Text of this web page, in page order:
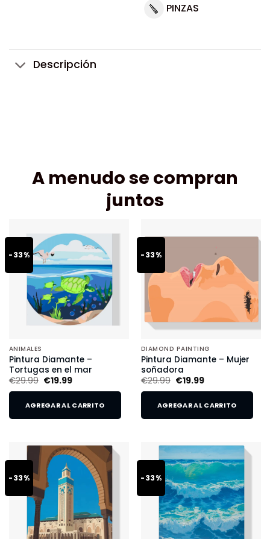
PINZAS
Descripción
A menudo se compran
juntos
-33%
ANIMALES
Pintura Diamante –
Tortugas en el mar
€29.99 €19.99
AGREGAR AL CARRITO
-33%
DIAMOND PAINTING
Pintura Diamante – Mujer
soñadora
€29.99 €19.99
AGREGAR AL CARRITO
-33% -33%